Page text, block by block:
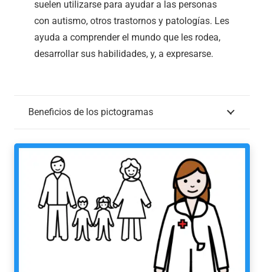
suelen utilizarse para ayudar a las personas
con autismo, otros trastornos y patologías. Les
ayuda a comprender el mundo que les rodea,
desarrollar sus habilidades, y, a expresarse.
Beneficios de los pictogramas